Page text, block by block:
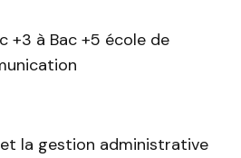
+3 à Bac +5 école de
la gestion administrative